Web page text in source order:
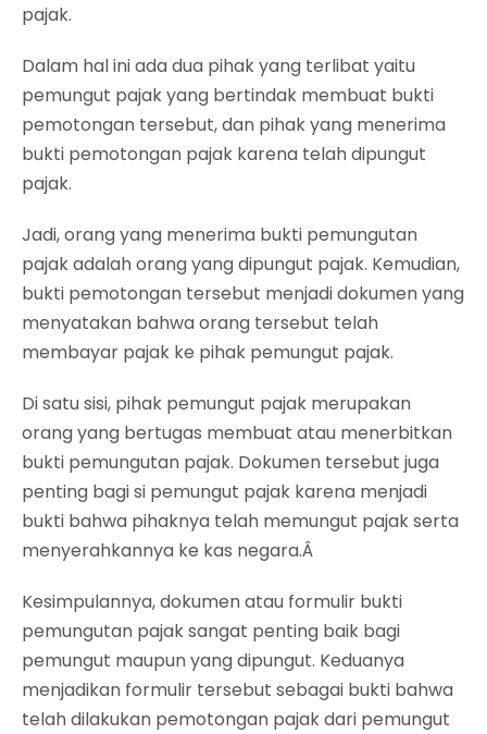
pajak.
Dalam hal ini ada dua pihak yang terlibat yaitu
pemungut pajak yang bertindak membuat bukti
pemotongan tersebut, dan pihak yang menerima
bukti pemotongan pajak karena telah dipungut
pajak.
Jadi, orang yang menerima bukti pemungutan
pajak adalah orang yang dipungut pajak. Kemudian,
bukti pemotongan tersebut menjadi dokumen yang
menyatakan bahwa orang tersebut telah
membayar pajak ke pihak pemungut pajak.
Di satu sisi, pihak pemungut pajak merupakan
orang yang bertugas membuat atau menerbitkan
bukti pemungutan pajak. Dokumen tersebut juga
penting bagi si pemungut pajak karena menjadi
bukti bahwa pihaknya telah memungut pajak serta
menyerahkannya ke kas negara.Â
Kesimpulannya, dokumen atau formulir bukti
pemungutan pajak sangat penting baik bagi
pemungut maupun yang dipungut. Keduanya
menjadikan formulir tersebut sebagai bukti bahwa
telah dilakukan pemotongan pajak dari pemungut